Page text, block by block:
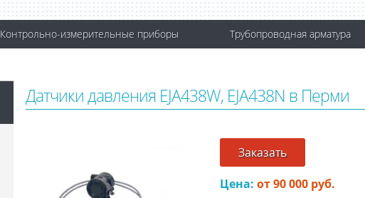
Контрольно-измерительные приборы Трубопроводная арматура
Датчики давления EJA438W, EJA438N в Перми
Заказать
Цена:от 90 000 руб.